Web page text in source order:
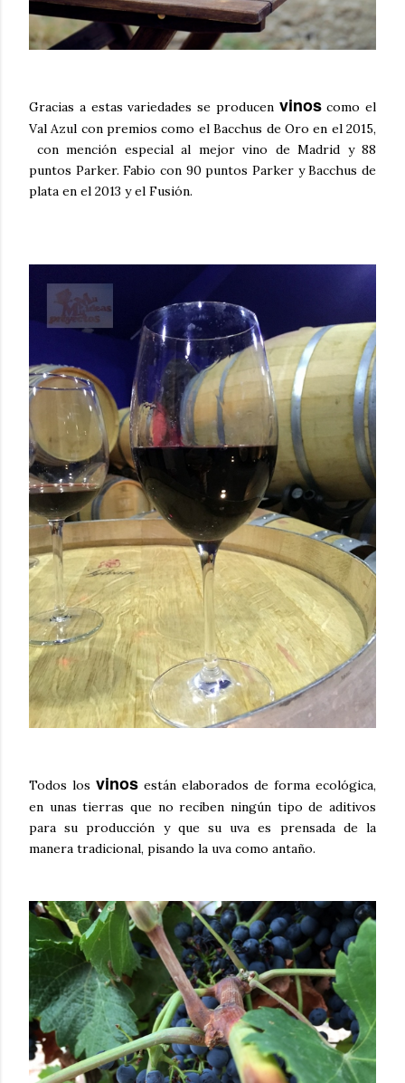
Gracias a estas variedades se producen vinoscomo el
Val Azul con premios como el Bacchus de Oro en el 2015,
con mención especial al mejor vino de Madrid y 88
puntos Parker. Fabio con 90 puntos Parker y Bacchus de
plata en el 2013 y el Fusión.
Todos los vinos están elaborados de forma ecológica,
en unas tierras que no reciben ningún tipo de aditivos
para su producción y que su uva es prensada de la
manera tradicional, pisando la uva como antaño.